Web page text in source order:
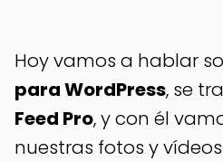
Hoy vamos a hablar
para WordPress, se
Feed Pro, y con él
nuestras fotos y